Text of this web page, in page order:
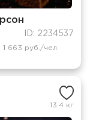
ID: 2234537
1 663 руб./чел.
13.4 кг